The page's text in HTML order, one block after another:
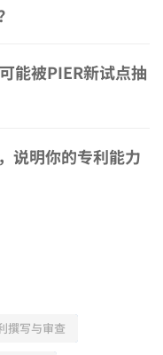
能被PIER新试点抽
说明你的专利能力
撰写与审查